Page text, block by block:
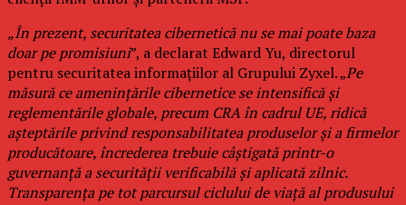
„În prezent, securitatea cibernetică nu se mai poate baza
doar pe promisiuni”, a declarat Edward Yu, directorul
pentru securitatea informațiilor al Grupului Zyxel. „Pe
măsură ce amenințările cibernetice se intensifică și
reglementările globale, precum CRA în cadrul UE, ridică
așteptările privind responsabilitatea produselor și a firmelor
producătoare, încrederea trebuie câștigată printr-o
guvernanță a securității verificabilă și aplicată zilnic.
Transparența pe tot parcursul ciclului de viață al produsului